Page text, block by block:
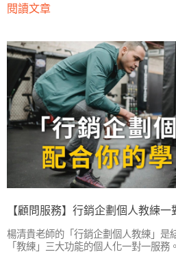
閱讀文章
【顧問服務】行銷企劃個人教練一
楊清貴老師的「行銷企劃個人教練」是
「教練」三大功能的個人化一對一服務。